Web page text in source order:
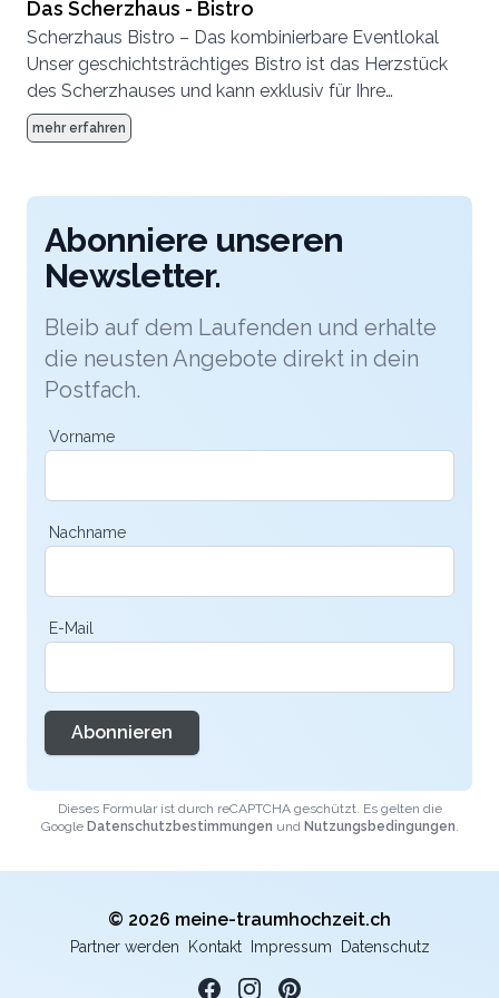
Sie auf unserer sonnigen Terrasse mit 60 Plätzen im
Sommer. Für grösere Feiern kombinieren Sie das Bistro
mit weiteren einzigartigen Veranstaltungsräumen wie
Das Scherzhaus - Bistro
Scherzhaus Bistro – Das kombinierbare Eventlokal
Unser geschichtsträchtiges Bistro ist das Herzstück
des Scherzhauses und kann exklusiv für Ihre
Hochzeitsfeier gemietet werden. Im Alltag ein
beliebter Treffpunkt für Jung und Alt, verwandelt sich
Eventlocation. Geniessen Sie die gemütliche
Atmosphäre an kalten Wintertagen drinnen oder feiern
Sie auf unserer sonnigen Terrasse mit 60 Plätzen im
Sommer. Für grösere Feiern kombinieren Sie das Bistro
der Locanda nobile.
mehr erfahren
Abonniere unseren
Newsletter.
Bleib auf dem Laufenden und erhalte
die neusten Angebote direkt in dein
Postfach.
Vorname
Nachname
E-Mail
Abonnieren
Dieses Formular ist durch reCAPTCHA geschützt. Es gelten die
Google Datenschutzbestimmungen und Nutzungsbedingungen.
© 2026 meine-traumhochzeit.ch
Partner werden Kontakt Impressum Datenschutz